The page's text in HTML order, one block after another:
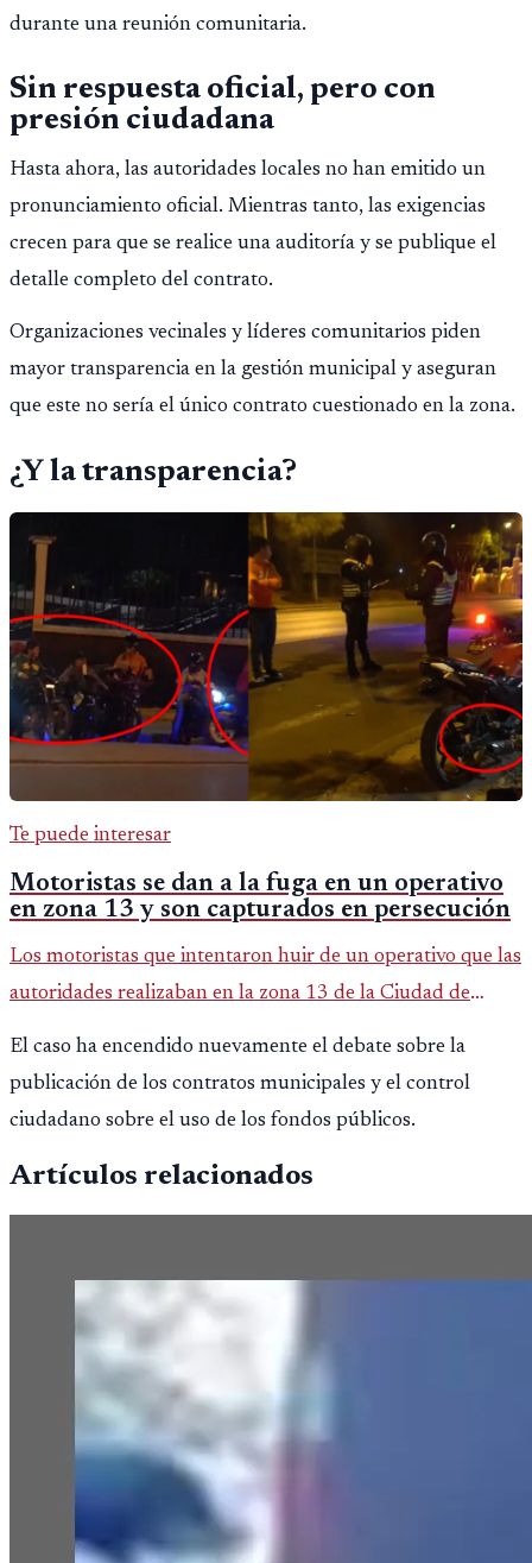
durante una reunión comunitaria.
Sin respuesta oficial, pero con
presión ciudadana
Hasta ahora, las autoridades locales no han emitido un
pronunciamiento oficial. Mientras tanto, las exigencias
crecen para que se realice una auditoría y se publique el
detalle completo del contrato.
Organizaciones vecinales y líderes comunitarios piden
mayor transparencia en la gestión municipal y aseguran
que este no sería el único contrato cuestionado en la zona.
¿Y la transparencia?
Te puede interesar
Motoristas se dan a la fuga en un operativo
en zona 13 y son capturados en persecución
Los motoristas que intentaron huir de un operativo que las
autoridades realizaban en la zona 13 de la Ciudad de
El caso ha encendido nuevamente el debate sobre la
publicación de los contratos municipales y el control
ciudadano sobre el uso de los fondos públicos.
Artículos relacionados